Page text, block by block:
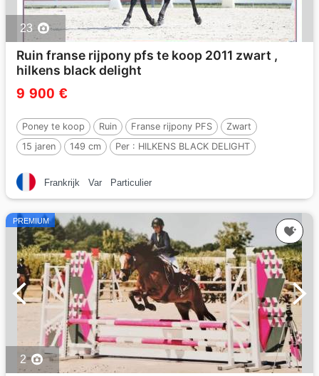
23
Ruin franse rijpony pfs te koop 2011 zwart ,
hilkens black delight
9 900 €
Poney te koop Ruin Franse rijpony PFS
Zwart
15 jaren
149 cm Per : HILKENS BLACK DELIGHT
Frankrijk Var Particulier
PREMIUM
2